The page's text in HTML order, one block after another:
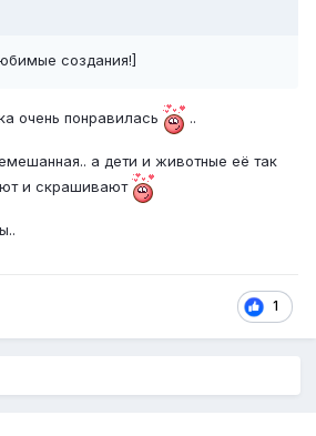
создания!]
очень понравилась ..
а дети и животные её так
и скрашивают
1